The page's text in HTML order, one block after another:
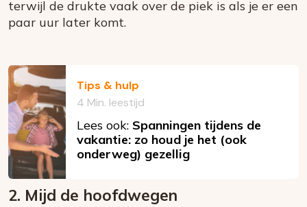
terwijl de drukte vaak over de piek is als je er een
paar uur later komt.
Tips & hulp
4 Min. leestijd
Lees ook: Spanningen tijdens de
vakantie: zo houd je het (ook
onderweg) gezellig
2. Mijd de hoofdwegen